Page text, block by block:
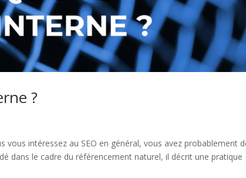
?
vous intéressez au SEO en général, vous avez probablement
dans le cadre du référencement naturel, il décrit une pratique